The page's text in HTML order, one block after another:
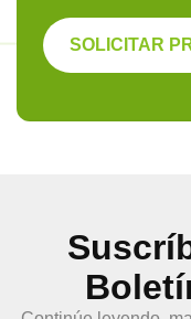
SOLICITAR